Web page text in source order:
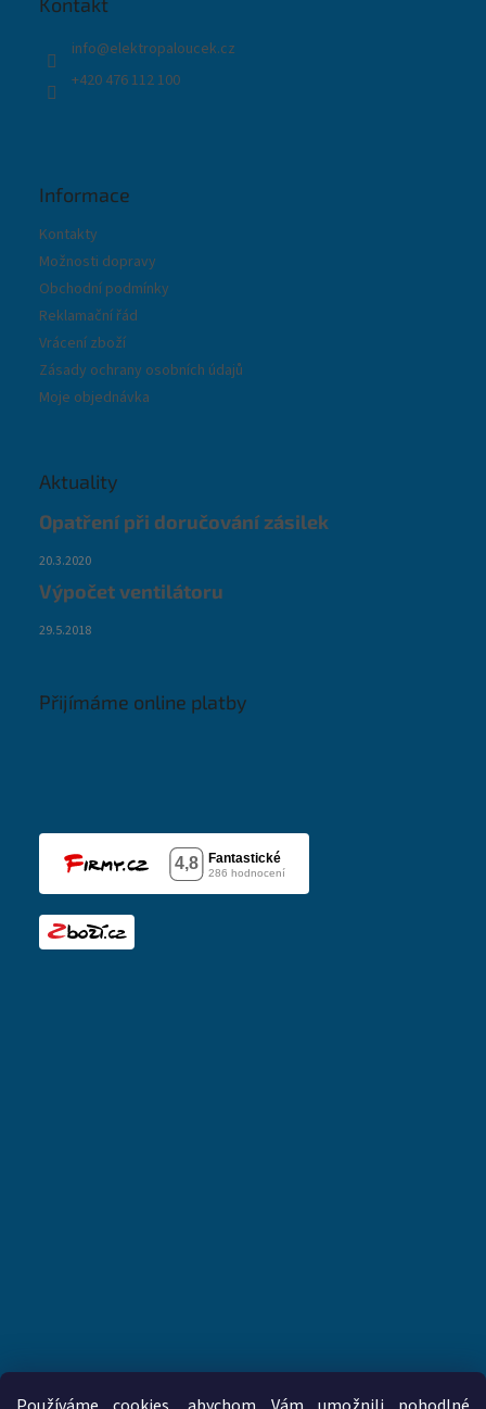
info@elektropaloucek.cz
+420 476 112 100
Informace
Kontakty
Možnosti dopravy
Obchodní podmínky
Reklamační řád
Vrácení zboží
Zásady ochrany osobních údajů
Moje objednávka
Aktuality
Opatření při doručování zásilek
20.3.2020
Výpočet ventilátoru
29.5.2018
Přijímáme online platby